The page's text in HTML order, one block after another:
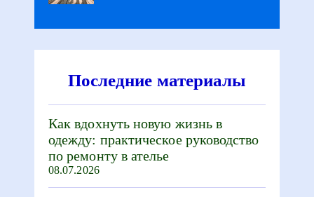
Последние материалы
Как вдохнуть новую жизнь в
одежду: практическое руководство
по ремонту в ателье
08.07.2026